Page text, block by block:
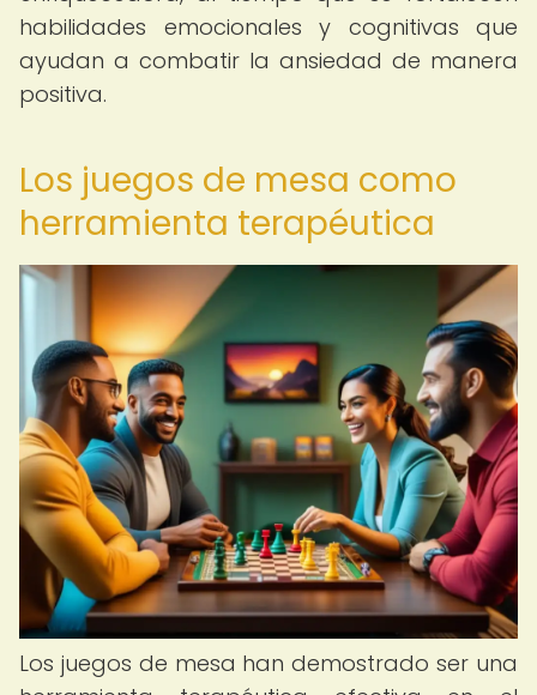
habilidades emocionales y cognitivas que
ayudan a combatir la ansiedad de manera
positiva.
Los juegos de mesa como
herramienta terapéutica
Los juegos de mesa han demostrado ser una